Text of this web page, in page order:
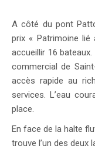
Vie
Loisirs
A côté du pont
prix « Patrimoine lié
accueillir 16
commercial de
accès rapide au
services. L’eau
place.
En face de la halte
trouve l’un des deux